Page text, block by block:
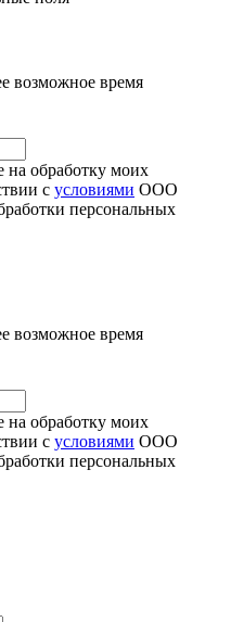
возможное время
на обработку моих
с условиями ООО
персональных
возможное время
на обработку моих
с условиями ООО
персональных